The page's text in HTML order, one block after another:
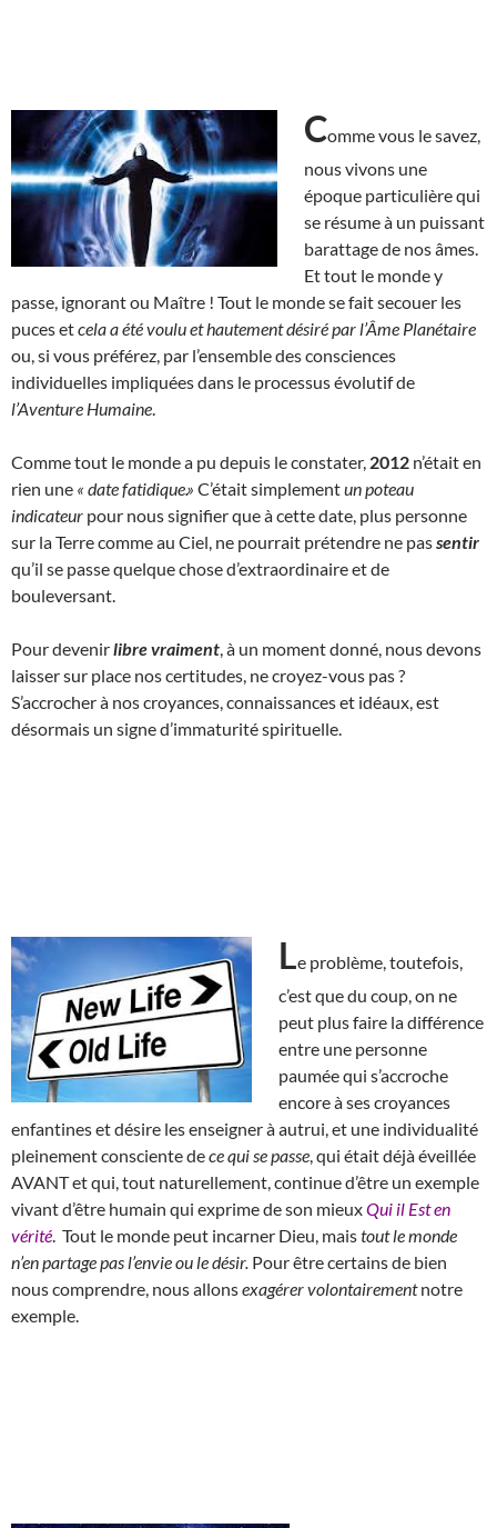
Comme vous le savez,
nous vivons une
époque particulière qui
se résume à un puissant
barattage de nos âmes.
Et tout le monde y
passe, ignorant ou Maître ! Tout le monde se fait secouer les
puces etcela a été voulu et hautement désiré par l’Âme Planétaire
ou, si vous préférez, par l’ensemble des consciences
individuelles impliquées dans le processus évolutif de
l’Aventure Humaine
Comme tout le monde a pu depuis le constater, 2012 n’était en
rien une « date fatidique.» C’était simplementun poteau
indicateur pour nous signifier que à cette date, plus personne
sur la Terre comme au Ciel, ne pourrait prétendre ne passentir
qu’il se passe quelque chose d’extraordinaire et de
bouleversant.
Pour devenirlibre vraiment , à un moment donné, nous devons
laisser sur place nos certitudes, ne croyez-vous pas ?
S’accrocher à nos croyances, connaissances et idéaux, est
désormais un signe d’immaturité spirituelle.
Le problème, toutefois,
c’est que du coup, on ne
peut plus faire la différence
entre une personne
paumée qui s’accroche
encore à ses croyances
enfantines et désire les enseigner à autrui, et une individualité
pleinement consciente dece qui se passe , qui était déjà éveillée
AVANT et qui, tout naturellement, continue d’être un exemple
vivant d’être humain qui exprime de son mieuxQui il Est en
vérité . Tout le monde peut incarner Dieu, maistout le monde
n’en partage pas l’envie ou le désir. Pour être certains de bien
nous comprendre, nous allonsexagérer volontairementnotre
exemple.